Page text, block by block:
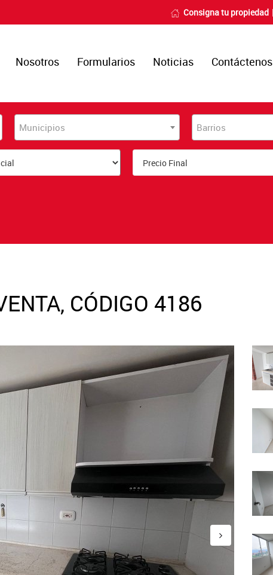
Consigna tu propiedad
Nosotros Formularios Noticias Contáctenos
Municipios Barrios
CÓDIGO 4186